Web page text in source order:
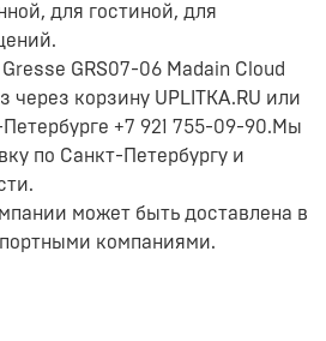
для гостиной, для
GRS07-06 Madain Cloud
через корзину UPLITKA.RU или
+7 921 755-09-90.Мы
по Санкт-Петербургу и
может быть доставлена в
компаниями.